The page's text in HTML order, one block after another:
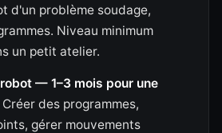
d'un problème soudage,
Niveau minimum
un petit atelier.
— 1–3 mois pour une
Créer des programmes,
gérer mouvements